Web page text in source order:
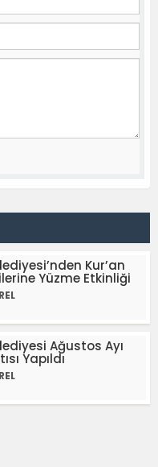
Kur’an
Yüzme Etkinliği
Ağustos Ayı
Yapıldı